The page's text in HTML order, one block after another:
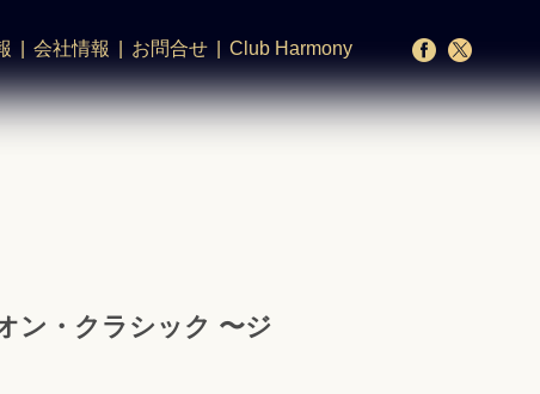
会社情報 お問合せ Club Harmony
ン・クラシック 〜ジ